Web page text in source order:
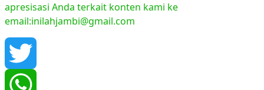
apresisasi Anda terkait konten kami ke
email:inilahjambi@gmail.com
Twitter